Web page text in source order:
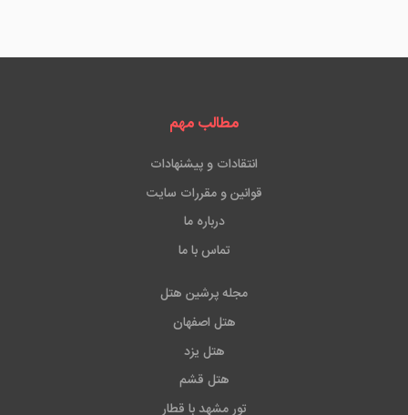
مطالب مهم
انتقادات و پیشنهادات
قوانین و مقررات سایت
درباره ما
تماس با ما
مجله پرشین هتل
هتل اصفهان
هتل یزد
هتل قشم
تور مشهد با قطار